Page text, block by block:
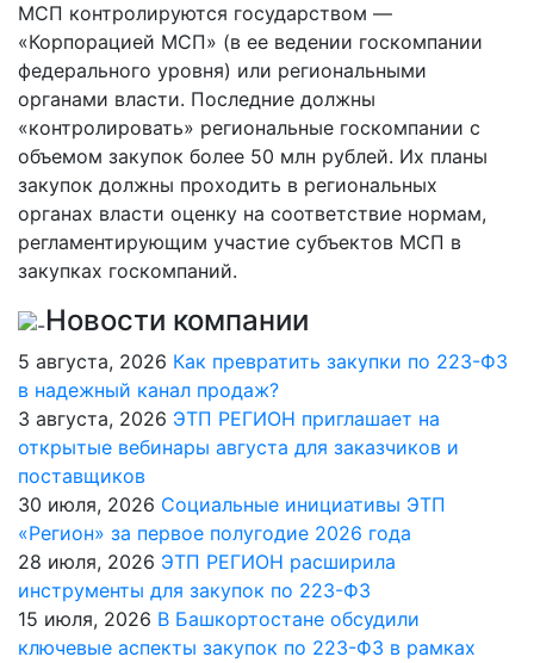
МСП контролируются государством —
«Корпорацией МСП» (в ее ведении госкомпании
федерального уровня) или региональными
органами власти. Последние должны
«контролировать» региональные госкомпании с
объемом закупок более 50 млн рублей. Их планы
закупок должны проходить в региональных
органах власти оценку на соответствие нормам,
регламентирующим участие субъектов МСП в
закупках госкомпаний.
Новости компании
5 августа, 2026 Как превратить закупки по 223-ФЗ
в надежный канал продаж?
3 августа, 2026 ЭТП РЕГИОН приглашает на
открытые вебинары августа для заказчиков и
поставщиков
30 июля, 2026 Социальные инициативы ЭТП
«Регион» за первое полугодие 2026 года
28 июля, 2026 ЭТП РЕГИОН расширила
инструменты для закупок по 223-ФЗ
15 июля, 2026 В Башкортостане обсудили
ключевые аспекты закупок по 223-ФЗ в рамках